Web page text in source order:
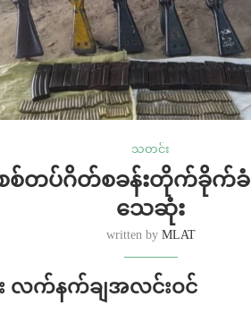
သတင်း
စစ်တပ်ဂိတ်စခန်းတိုက်ခိုက်
သေဆုံး
written by MLAT
လက်နက်ချအလင်းဝင်